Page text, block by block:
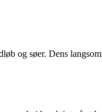
og søer. Dens